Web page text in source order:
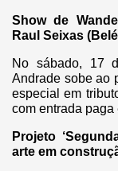
Show de
Raul Seixas
No sábado, 17
Andrade sobe ao
especial em
com entrada
Projeto
arte em